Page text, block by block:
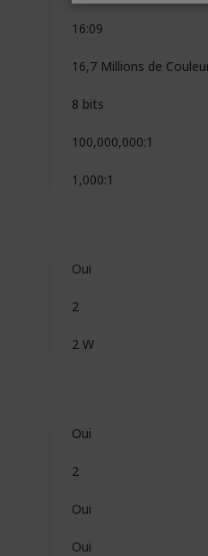
16:09
16,7 Millions de
8 bits
100,000,000:1
1,000:1
Oui
2
2 W
Oui
2
Oui
Oui